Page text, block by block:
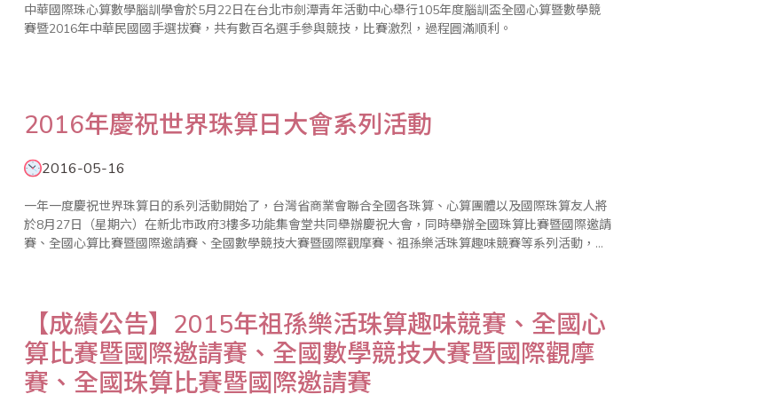
中華國際珠心算數學腦訓學會於5月22日在台北市劍潭青年活動中心舉行105年度腦訓盃全國心算暨數學競
賽暨2016年中華民國國手選拔賽，共有數百名選手參與競技，比賽激烈，過程圓滿順利。
2016年慶祝世界珠算日大會系列活動
2016-05-16
一年一度慶祝世界珠算日的系列活動開始了，台灣省商業會聯合全國各珠算、心算團體以及國際珠算友人將
於8月27日（星期六）在新北市政府3樓多功能集會堂共同舉辦慶祝大會，同時舉辦全國珠算比賽暨國際邀請
賽、全國心算比賽暨國際邀請賽、全國數學競技大賽暨國際觀摩賽、祖孫樂活珠算趣味競賽等系列活動，歡
【成績公告】2015年祖孫樂活珠算趣味競賽、全國心
算比賽暨國際邀請賽、全國數學競技大賽暨國際觀摩
賽、全國珠算比賽暨國際邀請賽